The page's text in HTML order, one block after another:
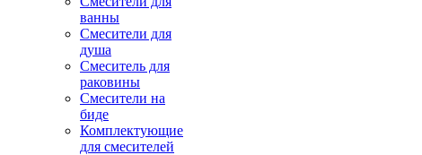
ванны
Смесители для
душа
Смеситель для
раковины
Смесители на
биде
Комплектующие
для смесителей